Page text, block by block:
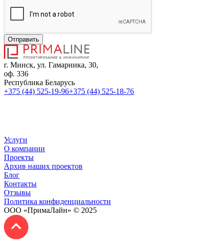
Отправить
г. Минск, ул. Гамарника, 30,
оф. 336
Республика Беларусь
+375 (44) 525-19-96+375 (44) 525-18-76
Услуги
О компании
Проекты
Архив наших проектов
Блог
Контакты
Отзывы
Политика конфиденциальности
ООО «ПримаЛайн» © 2025